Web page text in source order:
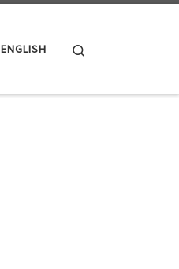
ENGLISH